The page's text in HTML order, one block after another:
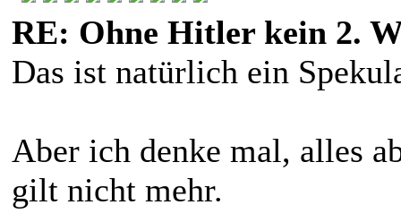
RE: Ohne Hitler kein 2.
Das ist natürlich ein
Aber ich denke mal, alles
gilt nicht mehr.